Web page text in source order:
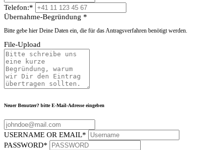
Telefon:*
Übernahme-Begründung *
Bitte gebe hier Deine Daten ein, die für das Antragsverfahren benötigt werden.
File-Upload
Neuer Benutzer? bitte E-Mail-Adresse eingeben
USERNAME OR EMAIL*
PASSWORD*